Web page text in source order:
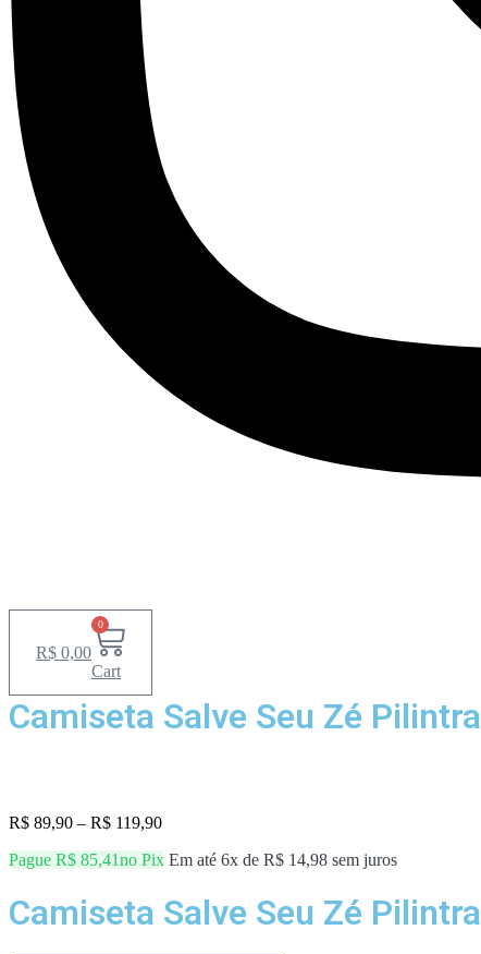
R$ 0,00
0
Cart
Camiseta Salve Seu Zé Pilintra
R$ 89,90 – R$ 119,90
Pague R$ 85,41no Pix Em até 6x de R$ 14,98 sem juros
Camiseta Salve Seu Zé Pilintra